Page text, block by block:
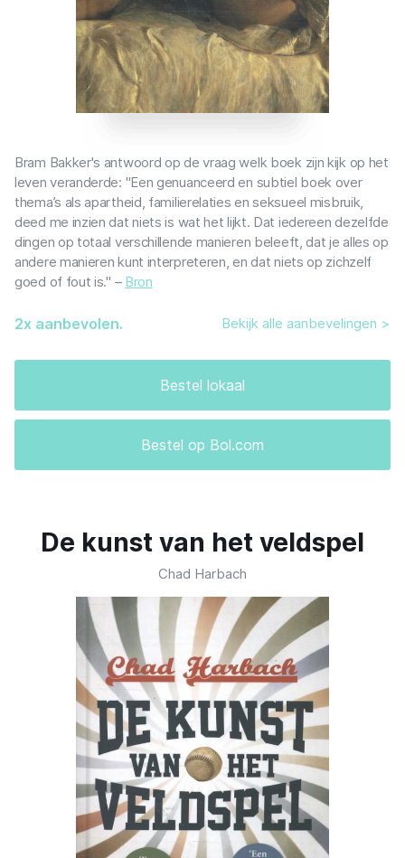
Bram Bakker's antwoord op de vraag welk boek zijn kijk op het
leven veranderde: "Een genuanceerd en subtiel boek over
thema’s als apartheid, familierelaties en seksueel misbruik,
deed me inzien dat niets is wat het lijkt. Dat iedereen dezelfde
dingen op totaal verschillende manieren beleeft, dat je alles op
andere manieren kunt interpreteren, en dat niets op zichzelf
goed of fout is." – Bron
Bestel lokaal
Bestel op Bol.com
2x aanbevolen. Bekijk alle aanbevelingen >
De kunst van het veldspel
Chad Harbach